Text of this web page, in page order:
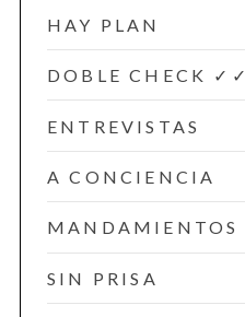
HAY PLAN
DOBLE CHECK ✓✓
ENTREVISTAS
A CONCIENCIA
MANDAMIENTOS
SIN PRISA